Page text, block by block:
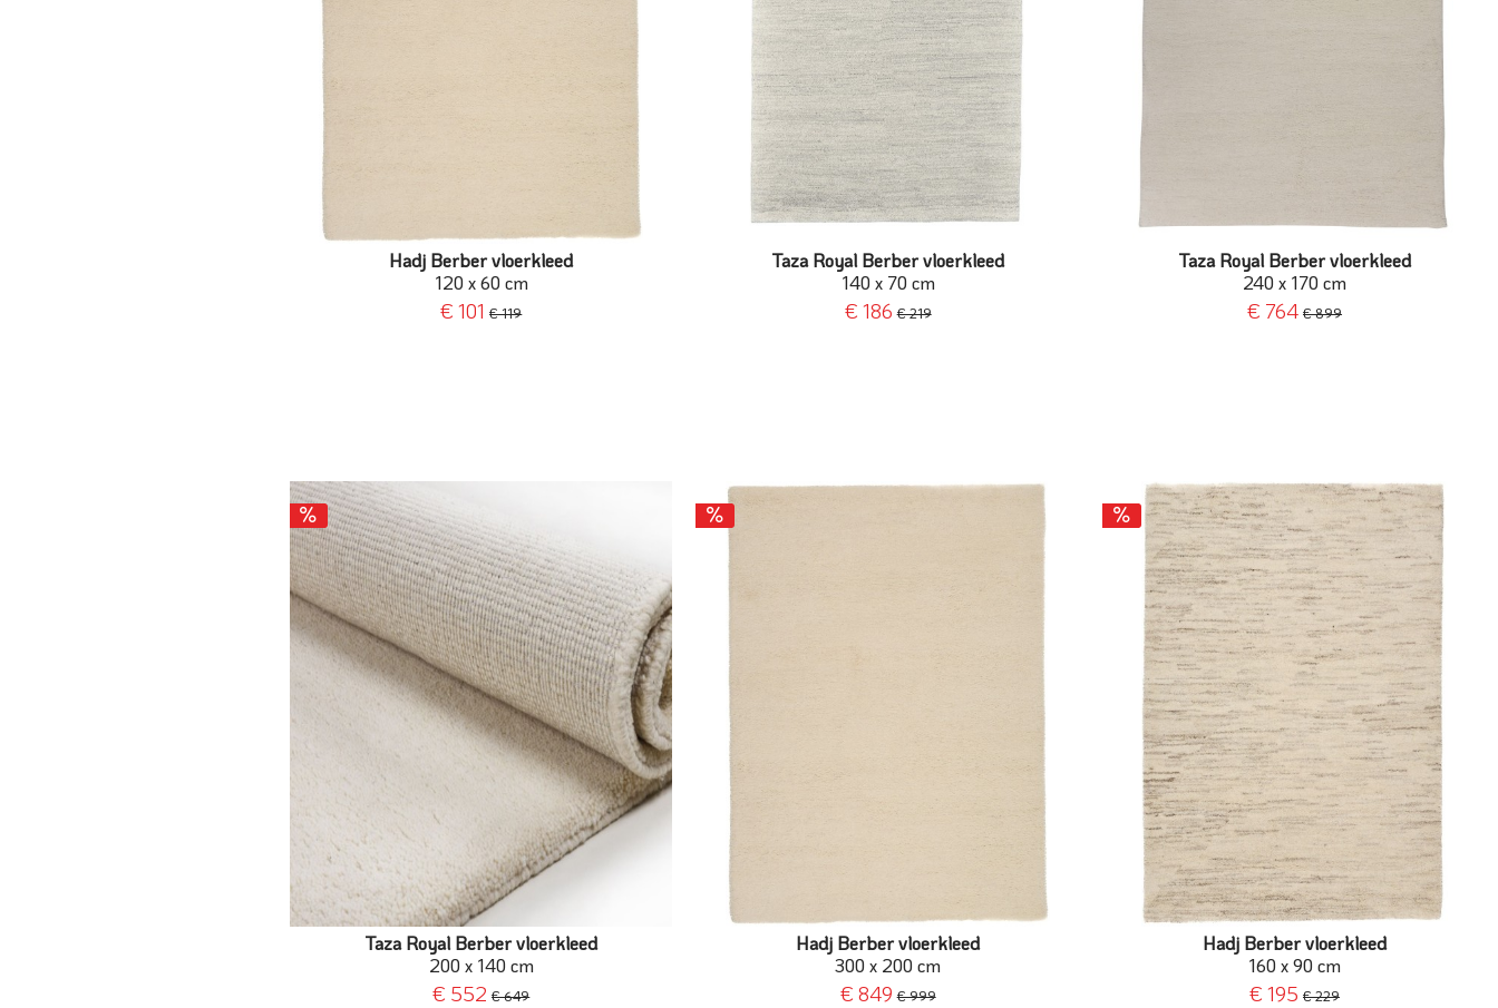
Hadj Berber vloerkleed
120 x 60 cm
€ 101 € 119
Taza Royal Berber vloerkleed
140 x 70 cm
€ 186 € 219
Taza Royal Berber vloerkleed
240 x 170 cm
€ 764 € 899
Taza Royal Berber vloerkleed
200 x 140 cm
€ 552 € 649
Hadj Berber vloerkleed
300 x 200 cm
€ 849 € 999
Hadj Berber vloerkleed
160 x 90 cm
€ 195 € 229